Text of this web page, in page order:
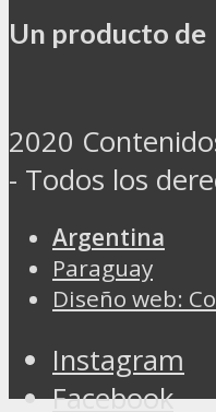
Un producto de
2020
- Todos los
Argentina
Paraguay
Diseño web:
Instagram
Facebook